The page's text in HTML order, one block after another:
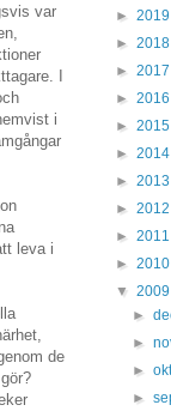
var
I
i
leva i
de
► 2019
► 2018
► 2017
► 2016
► 2015
► 2014
► 2013
► 2012
► 2011
► 2010
▼ 2009
►
►
►
►